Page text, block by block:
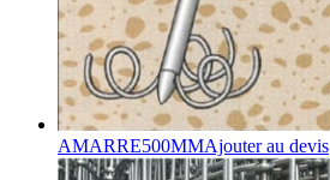
AMARRE500MMAjouter au devis